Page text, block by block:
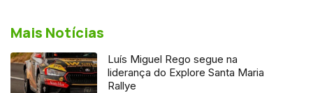
Mais Notícias
Luís Miguel Rego segue na
liderança do Explore Santa Maria
Rallye